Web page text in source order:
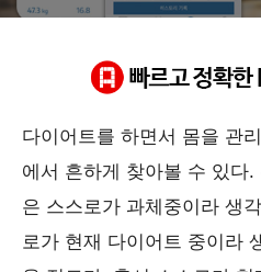
체성분 측정 방법으로는 '
또한, 스마트 체중계를 활
#다이어트
다이어트를 하면서 몸을 관
에서 흔하게 찾아볼 수 있다
은 스스로가 과체중이라 생
로가 현재 다이어트 중이라